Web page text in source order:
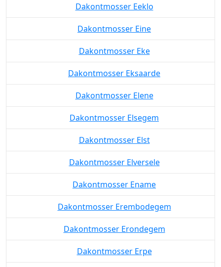
Dakontmosser Eeklo
Dakontmosser Eine
Dakontmosser Eke
Dakontmosser Eksaarde
Dakontmosser Elene
Dakontmosser Elsegem
Dakontmosser Elst
Dakontmosser Elversele
Dakontmosser Ename
Dakontmosser Erembodegem
Dakontmosser Erondegem
Dakontmosser Erpe